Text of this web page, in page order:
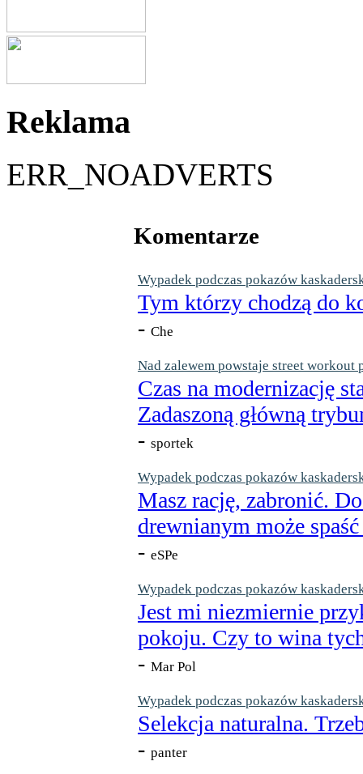
Reklama
ERR_NOADVERTS
Komentarze
Wypadek podczas pokazów
Tym którzy chodzą do
- Che
Nad zalewem powstaje street workout
Czas na modernizację
Zadaszoną główną
- sportek
Wypadek podczas pokazów
Masz rację, zabronić.
drewnianym może
- eSPe
Wypadek podczas pokazów
Jest mi niezmiernie
pokoju. Czy to wina
- Mar Pol
Wypadek podczas pokazów
Selekcja naturalna.
- panter